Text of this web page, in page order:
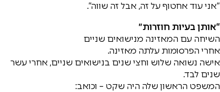
“אני עוד אחטוף על זה, אבל זה שווה”.
“אותן בעיות חוזרות”
השיחה עם המאזינה מנישואים שניים
אחרי הפרסומות עלתה מאזינה.
אישה נשואה שלוש וחצי שנים בנישואים שניים, אחרי עשר
שנים לבד.
המשפט הראשון שלה היה שקט – וכואב: